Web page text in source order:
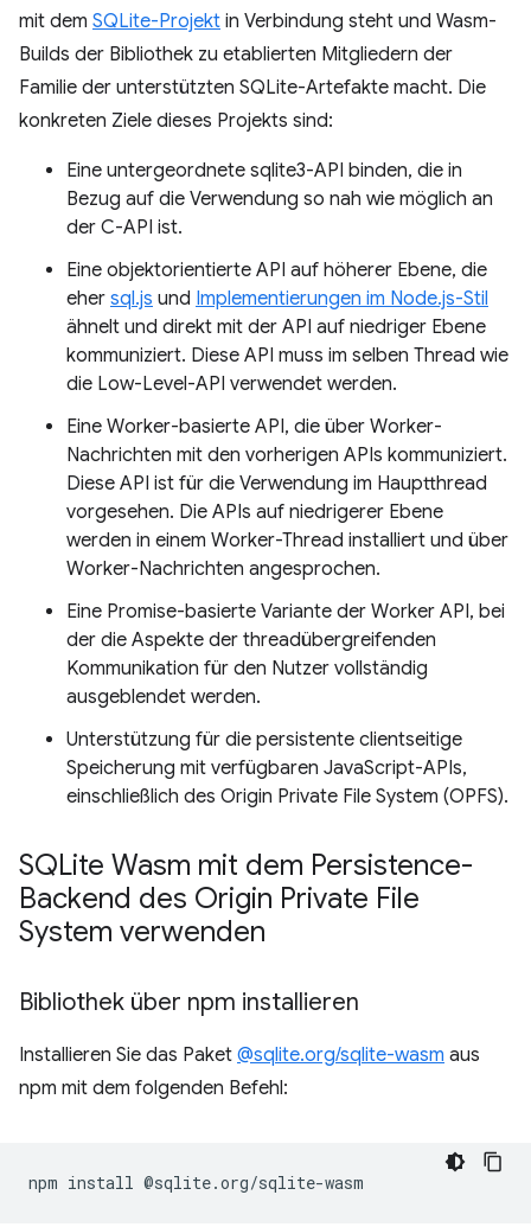
mit dem SQLite-Projekt in Verbindung steht und Wasm-
Builds der Bibliothek zu etablierten Mitgliedern der
Familie der unterstützten SQLite-Artefakte macht. Die
konkreten Ziele dieses Projekts sind:
Eine untergeordnete sqlite3-API binden, die in
Bezug auf die Verwendung so nah wie möglich an
der C-API ist.
Eine objektorientierte API auf höherer Ebene, die
eher sql.js und Implementierungen im Node.js-Stil
ähnelt und direkt mit der API auf niedriger Ebene
kommuniziert. Diese API muss im selben Thread wie
die Low-Level-API verwendet werden.
Eine Worker-basierte API, die über Worker-
Nachrichten mit den vorherigen APIs kommuniziert.
Diese API ist für die Verwendung im Hauptthread
vorgesehen. Die APIs auf niedrigerer Ebene
werden in einem Worker-Thread installiert und über
Worker-Nachrichten angesprochen.
Eine Promise-basierte Variante der Worker API, bei
der die Aspekte der threadübergreifenden
Kommunikation für den Nutzer vollständig
ausgeblendet werden.
Unterstützung für die persistente clientseitige
Speicherung mit verfügbaren JavaScript-APIs,
einschließlich des Origin Private File System (OPFS).
SQLite Wasm mit dem Persistence-
Backend des Origin Private File
System verwenden
Bibliothek über npm installieren
Installieren Sie das Paket @sqlite.org/sqlite-wasm aus
npm mit dem folgenden Befehl:
npm install